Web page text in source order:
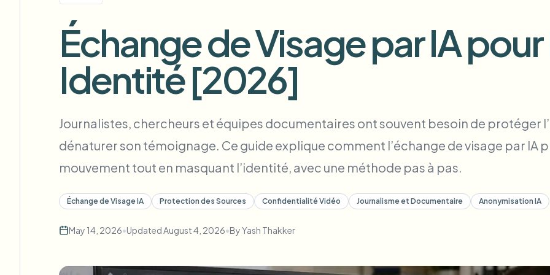
Intelligence vidéo BETA
Ask questions and get AI summaries
Categories
Journalist
Need batch processing?
Queue many videos and blur in one run—for teams.
BATCH READY FOR TEAMS
FORMULAIRE DE CONTACT
Parlez-nous de volume, de conformité et d'intégrations.
PRÊT POUR LE VOLUME
ÉCOSYSTÈME
Échange de Visage par IA
Identité [2026]
Journalistes, chercheurs et équipes documentaires ont souvent besoin de protéger
dénaturer son témoignage. Ce guide explique comment l’échange de visage par IA
mouvement tout en masquant l’identité, avec une méthode pas à pas.
Échange de Visage IA Protection des Sources Confidentialité Vidéo Journalisme et Documentaire Anonymisation IA
May 14, 2026•UpdatedAugust 4, 2026•ByYash Thakker